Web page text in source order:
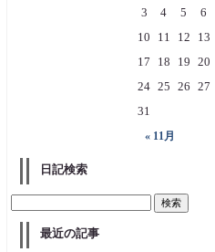
« 11月
3
4 5 6
10
11 12 13
17
18 19 20
24 25 26 27
31
日記検索
最近の記事